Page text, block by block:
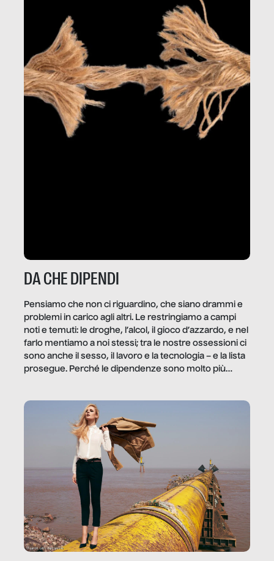
DA CHE DIPENDI
Pensiamo che non ci riguardino, che siano drammi e
problemi in carico agli altri. Le restringiamo a campi
noti e temuti: le droghe, l’alcol, il gioco d’azzardo, e nel
farlo mentiamo a noi stessi; tra le nostre ossessioni ci
sono anche il sesso, il lavoro e la tecnologia – e la lista
prosegue. Perché le dipendenze sono molto più
trae un guadagno. In questo reportage vediamo
quale e come.